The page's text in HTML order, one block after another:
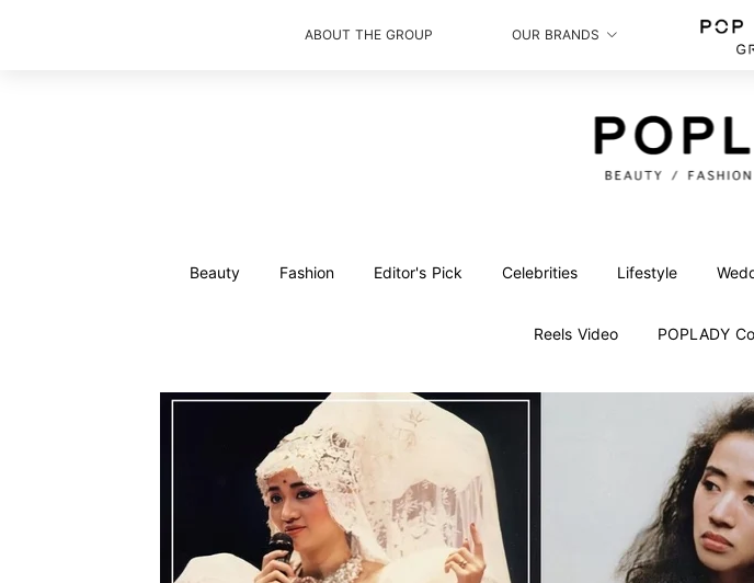
ABOUT THE GROUP OUR BRANDS
Beauty Fashion Editor's Pick Celebrities Lifestyle
Reels Video POPLADY